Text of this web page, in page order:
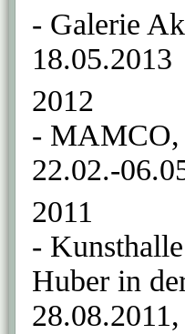
- Galerie
18.05.2013
2012
- MAMCO,
22.02.-
2011
-
Huber in